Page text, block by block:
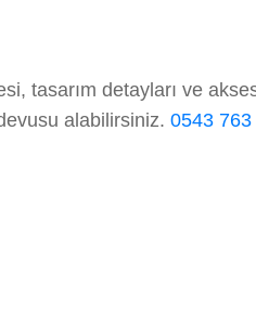
tasarım detayları ve
alabilirsiniz. 0543